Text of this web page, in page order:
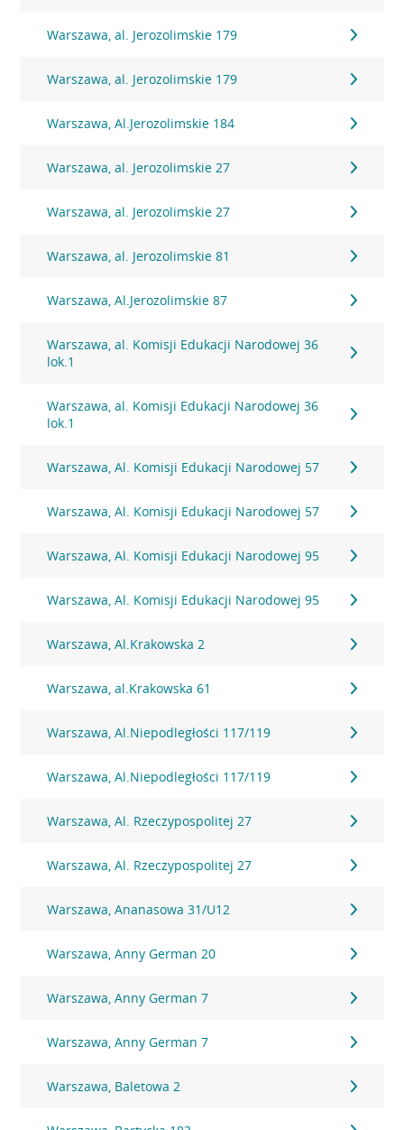
Warszawa, al. Jerozolimskie 179
Warszawa, al. Jerozolimskie 179
Warszawa, Al.Jerozolimskie 184
Warszawa, al. Jerozolimskie 27
Warszawa, al. Jerozolimskie 27
Warszawa, al. Jerozolimskie 81
Warszawa, Al.Jerozolimskie 87
Warszawa, al. Komisji Edukacji Narodowej 36
lok.1
Warszawa, al. Komisji Edukacji Narodowej 36
lok.1
Warszawa, Al. Komisji Edukacji Narodowej 57
Warszawa, Al. Komisji Edukacji Narodowej 57
Warszawa, Al. Komisji Edukacji Narodowej 95
Warszawa, Al. Komisji Edukacji Narodowej 95
Warszawa, Al.Krakowska 2
Warszawa, al.Krakowska 61
Warszawa, Al.Niepodległości 117/119
Warszawa, Al.Niepodległości 117/119
Warszawa, Al. Rzeczypospolitej 27
Warszawa, Al. Rzeczypospolitej 27
Warszawa, Ananasowa 31/U12
Warszawa, Anny German 20
Warszawa, Anny German 7
Warszawa, Anny German 7
Warszawa, Baletowa 2